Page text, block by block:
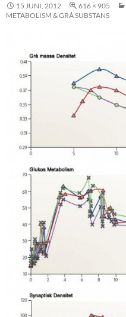
15 JUNI, 2012 616 × 905
METABOLISM & GRÅ SUBSTANS